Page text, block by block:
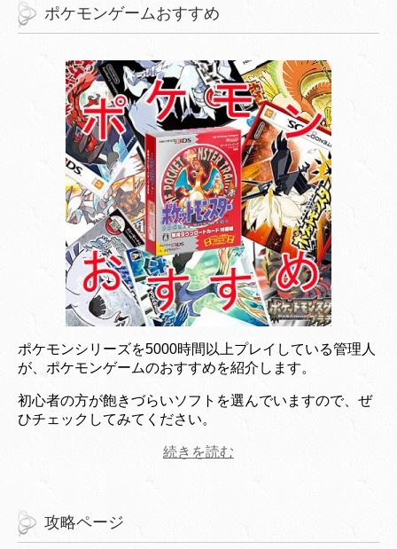
ポケモンゲームおすすめ
ポケモンシリーズを5000時間以上プレイしている管理人
が、ポケモンゲームのおすすめを紹介します。
初心者の方が飽きづらいソフトを選んでいますので、ぜ
ひチェックしてみてください。
続きを読む
攻略ページ